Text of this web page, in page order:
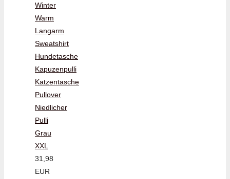
Winter
Warm
Langarm
Sweatshirt
Hundetasche
Kapuzenpulli
Katzentasche
Pullover
Niedlicher
Pulli
Grau
XXL
31,98
EUR